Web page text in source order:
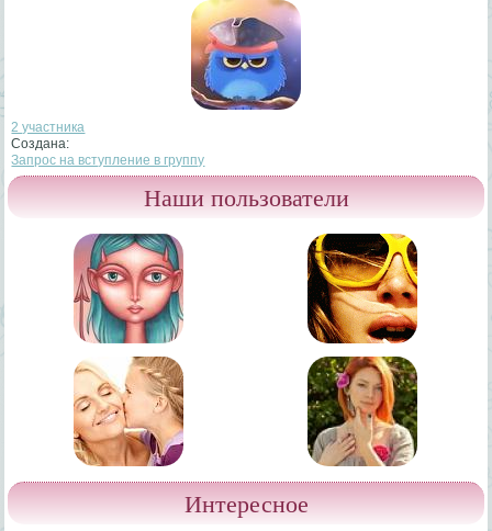
2 участника
Создана:
Запрос на вступление в группу
Наши пользователи
Интересное